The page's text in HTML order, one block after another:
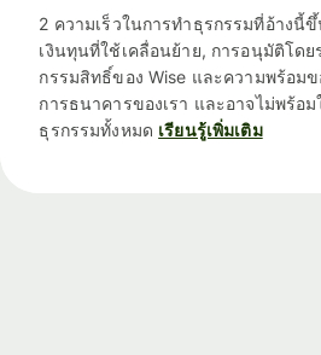
2 ความเร็วในการทำธุรกรรมที่อ้างนี้
เงินทุนที่ใช้เคลื่อนย้าย, การอนุมัติโด
กรรมสิทธิ์ของ Wise และความพร้อม
การธนาคารของเรา และอาจไม่พร้อ
ธุรกรรมทั้งหมด เรียนรู้เพิ่มเติม